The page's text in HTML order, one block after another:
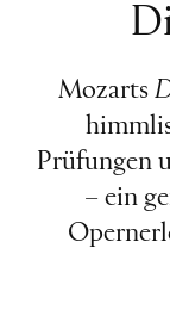
Mozarts
Prüfungen
– ein